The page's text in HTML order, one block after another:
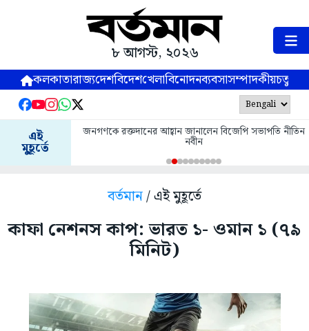
৮ আগস্ট, ২০২৬
কলকাতারাজ্যদেশবিদেশখেলাবিনোদনব্যবসাসম্পাদকীয়
এই
মুহূর্তে
জনগণকে রক্তদানের আহ্বান জানালেন বিজেপি সভাপতি নীতিন
নবীন
বর্তমান/ এই মুহূর্তে
কাফা নেশনস কাপ: ভারত ১- ওমান ১ (৭৯
মিনিট)